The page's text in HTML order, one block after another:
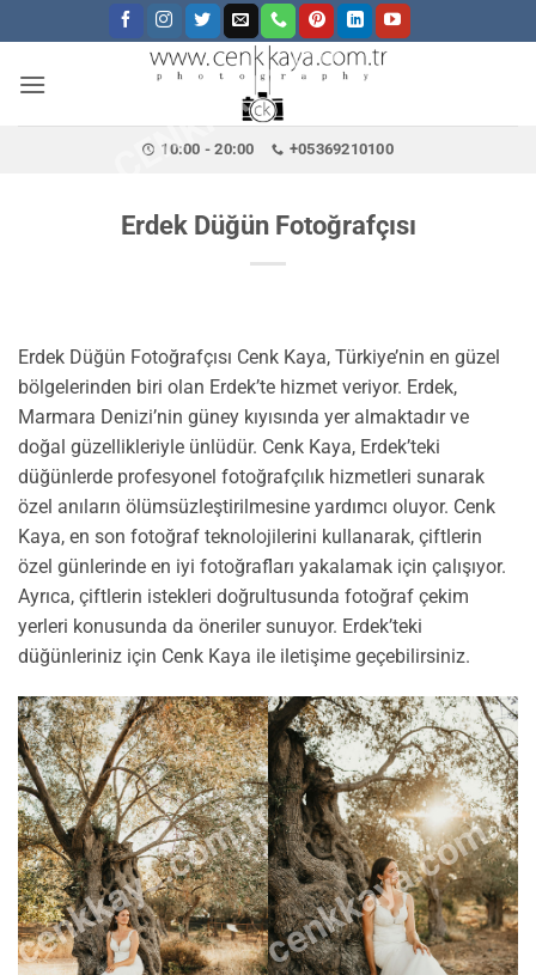
atla
CENKKAYA.COM.TR
10:00 - 20:00 +05369210100
Erdek Düğün Fotoğrafçısı
Erdek Düğün Fotoğrafçısı Cenk Kaya, Türkiye’nin en güzel
bölgelerinden biri olan Erdek’te hizmet veriyor. Erdek,
Marmara Denizi’nin güney kıyısında yer almaktadır ve
doğal güzellikleriyle ünlüdür. Cenk Kaya, Erdek’teki
düğünlerde profesyonel fotoğrafçılık hizmetleri sunarak
özel anıların ölümsüzleştirilmesine yardımcı oluyor. Cenk
Kaya, en son fotoğraf teknolojilerini kullanarak, çiftlerin
özel günlerinde en iyi fotoğrafları yakalamak için çalışıyor.
Ayrıca, çiftlerin istekleri doğrultusunda fotoğraf çekim
yerleri konusunda da öneriler sunuyor. Erdek’teki
düğünleriniz için Cenk Kaya ile iletişime geçebilirsiniz.
cenkkaya.com.trcenkkaya.com.tr